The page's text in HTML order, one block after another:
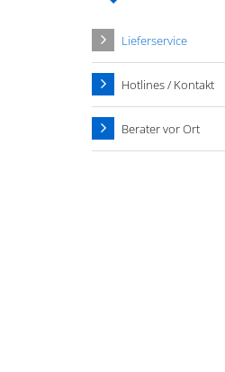
Lieferservice
Hotlines / Kontakt
Berater vor Ort